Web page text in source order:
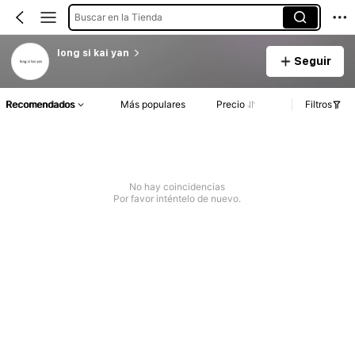
Buscar en la Tienda
long si kai yan
Seguir
Recomendados Más populares Precio Filtros
No hay coincidencias
Por favor inténtelo de nuevo.